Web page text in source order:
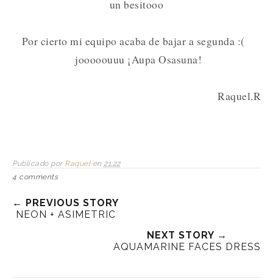
un besitooo
Por cierto mi equipo acaba de bajar a segunda :(
jooooouuu ¡Aupa Osasuna!
Raquel.R
Publicado por Raquel en 21:22
4 comments
← PREVIOUS STORY
NEON + ASIMETRIC
NEXT STORY →
AQUAMARINE FACES DRESS